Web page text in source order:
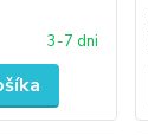
3-7 dni